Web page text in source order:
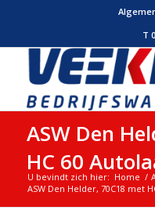
T
ASW Den
HC 60
U bevindt zich hier: Home /
ASW Den Helder, 70C18 met